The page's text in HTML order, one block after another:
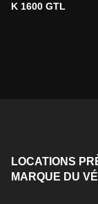
K 1600 GTL
LOCATIONS
MARQUE DU